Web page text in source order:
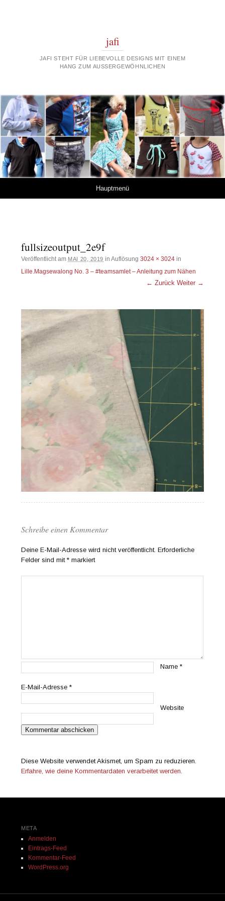
jafi
JAFI STEHT FÜR LIEBEVOLLE DESIGNS MIT EINEM
HANG ZUM AUSSERGEWÖHNLICHEN
Hauptmenü
fullsizeoutput_2e9f
Veröffentlicht am MAI 20, 2019 in Auflösung 3024 × 3024 in
Lille.Magsewalong No. 3 – #teamsamlet – Anleitung zum Nähen
← Zurück Weiter →
Schreibe einen Kommentar
Deine E-Mail-Adresse wird nicht veröffentlicht. Erforderliche
Felder sind mit* markiert
Name*
E-Mail-Adresse*
Website
Diese Website verwendet Akismet, um Spam zu reduzieren.
Erfahre, wie deine Kommentardaten verarbeitet werden.
META
Anmelden
Eintrags-Feed
Kommentar-Feed
WordPress.org